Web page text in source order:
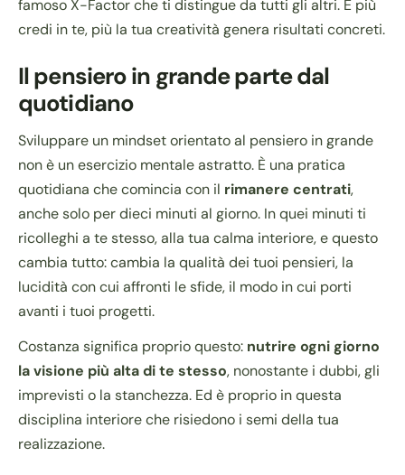
famoso X-Factor che ti distingue da tutti gli altri. E più
credi in te, più la tua creatività genera risultati concreti.
Il pensiero in grande parte dal
quotidiano
Sviluppare un mindset orientato al pensiero in grande
non è un esercizio mentale astratto. È una pratica
quotidiana che comincia con il rimanere centrati,
anche solo per dieci minuti al giorno. In quei minuti ti
ricolleghi a te stesso, alla tua calma interiore, e questo
cambia tutto: cambia la qualità dei tuoi pensieri, la
lucidità con cui affronti le sfide, il modo in cui porti
avanti i tuoi progetti.
Costanza significa proprio questo: nutrire ogni giorno
la visione più alta di te stesso, nonostante i dubbi, gli
imprevisti o la stanchezza. Ed è proprio in questa
disciplina interiore che risiedono i semi della tua
realizzazione.